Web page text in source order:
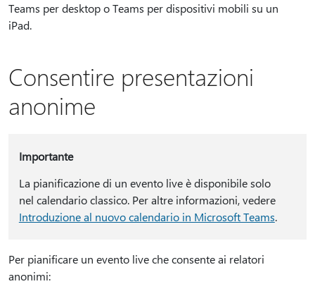
Teams per desktop o Teams per dispositivi mobili su un
iPad.
Consentire presentazioni
anonime
Importante
La pianificazione di un evento live è disponibile solo
nel calendario classico. Per altre informazioni, vedere
Introduzione al nuovo calendario in Microsoft Teams.
Per pianificare un evento live che consente ai relatori
anonimi: